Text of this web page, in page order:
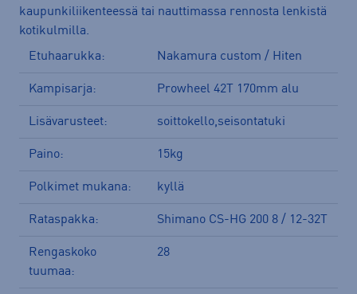
kaupunkiliikenteessä tai nauttimassa rennosta lenkistä
kotikulmilla.
Etuhaarukka:
Nakamura custom / Hiten
Kampisarja: Prowheel 42T 170mm alu
Lisävarusteet: soittokello,seisontatuki
Paino: 15kg
Polkimet mukana: kyllä
Rataspakka: Shimano CS-HG 200 8 / 12-32T
Rengaskoko
tuumaa:
28